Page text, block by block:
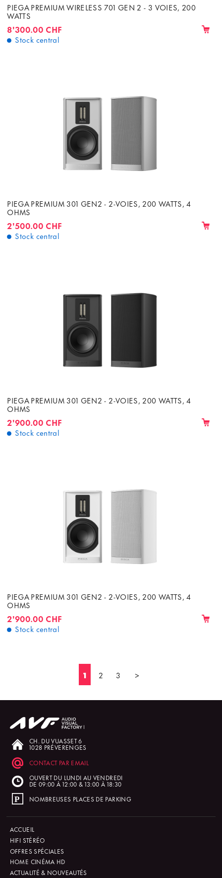
PIEGA PREMIUM WIRELESS 701 GEN 2 - 3 VOIES, 200
WATTS
8'300.00 CHF
Stock central
PIEGA PREMIUM 301 GEN2 - 2-VOIES, 200 WATTS, 4
OHMS
2'500.00 CHF
Stock central
PIEGA PREMIUM 301 GEN2 - 2-VOIES, 200 WATTS, 4
OHMS
2'900.00 CHF
Stock central
PIEGA PREMIUM 301 GEN2 - 2-VOIES, 200 WATTS, 4
OHMS
2'900.00 CHF
Stock central
1 2 3 >
CH. DU VUASSET 6
1028 PRÉVERENGES
CONTACT PAR EMAIL
OUVERT DU LUNDI AU VENDREDI
DE 09:00 À 12:00 & 13:00 À 18:30
NOMBREUSES PLACES DE PARKING
ACCUEIL
HIFI STÉRÉO
OFFRES SPÉCIALES
HOME CINÉMA HD
ACTUALITÉ & NOUVEAUTÉS